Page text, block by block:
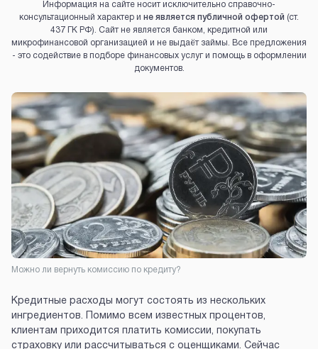
Информация на сайте носит исключительно справочно-
консультационный характер и не является публичной офертой (ст.
437 ГК РФ). Сайт не является банком, кредитной или
микрофинансовой организацией и не выдаёт займы. Все предложения
- это содействие в подборе финансовых услуг и помощь в оформлении
документов.
Можно ли вернуть комиссию по кредиту?
Кредитные расходы могут состоять из нескольких
ингредиентов. Помимо всем известных процентов,
клиентам приходится платить комиссии, покупать
страховку или рассчитываться с оценщиками. Сейчас